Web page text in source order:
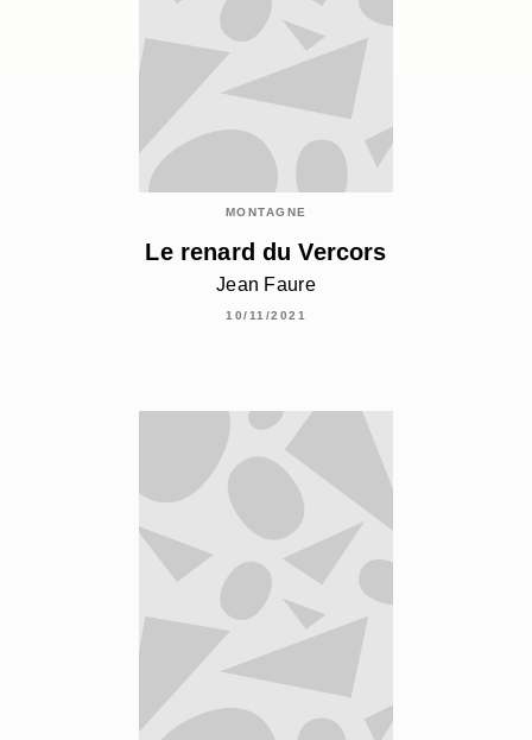
MONTAGNE
Le renard du Vercors
Jean Faure
10/11/2021